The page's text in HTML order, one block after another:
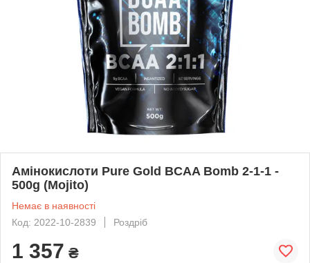
Амінокислоти Pure Gold BCAA Bomb 2-1-1 -
500g (Mojito)
Немає в наявності
Код: 2022-10-2839
Роздріб
1 357 ₴